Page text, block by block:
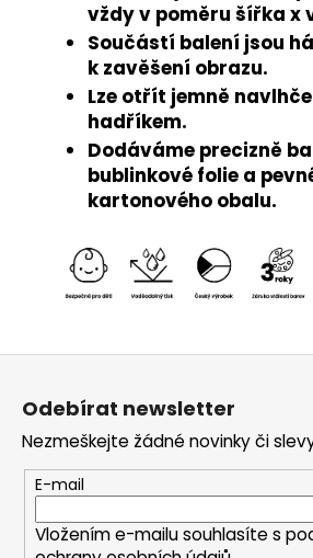
vždy v poměru šířka x
Součástí balení jsou
k zavěšení obrazu.
Lze otřít jemně
hadříkem.
Dodáváme precizně
bublinkové folie a
kartonového obalu.
Z
Odebírat newsletter
Nezmeškejte žádné novinky či
E-mail
Vložením e-mailu souhlasíte s